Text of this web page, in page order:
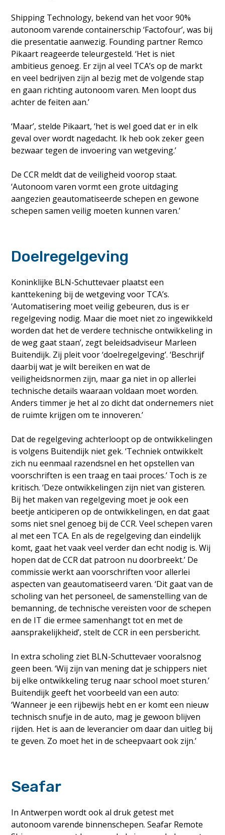
Shipping Technology, bekend van het voor 90%
autonoom varende containerschip ‘Factofour’, was bij
die presentatie aanwezig. Founding partner Remco
Pikaart reageerde teleurgesteld. ‘Het is niet
ambitieus genoeg. Er zijn al veel TCA’s op de markt
en veel bedrijven zijn al bezig met de volgende stap
en gaan richting autonoom varen. Men loopt dus
achter de feiten aan.’
‘Maar’, stelde Pikaart, ‘het is wel goed dat er in elk
geval over wordt nagedacht. Ik heb ook zeker geen
bezwaar tegen de invoering van wetgeving.’
De CCR meldt dat de veiligheid voorop staat.
‘Autonoom varen vormt een grote uitdaging
aangezien geautomatiseerde schepen en gewone
schepen samen veilig moeten kunnen varen.’
Doelregelgeving
Koninklijke BLN-Schuttevaer plaatst een
kanttekening bij de wetgeving voor TCA’s.
‘Automatisering moet veilig gebeuren, dus is er
regelgeving nodig. Maar die moet niet zo ingewikkeld
worden dat het de verdere technische ontwikkeling in
de weg gaat staan’, zegt beleidsadviseur Marleen
Buitendijk. Zij pleit voor ‘doelregelgeving’. ‘Beschrijf
daarbij wat je wilt bereiken en wat de
veiligheidsnormen zijn, maar ga niet in op allerlei
technische details waaraan voldaan moet worden.
Anders timmer je het al zo dicht dat ondernemers niet
de ruimte krijgen om te innoveren.’
Dat de regelgeving achterloopt op de ontwikkelingen
is volgens Buitendijk niet gek. ‘Techniek ontwikkelt
zich nu eenmaal razendsnel en het opstellen van
voorschriften is een traag en taai proces.’ Toch is ze
kritisch. ‘Deze ontwikkelingen zijn niet van gisteren.
Bij het maken van regelgeving moet je ook een
beetje anticiperen op de ontwikkelingen, en dat gaat
soms niet snel genoeg bij de CCR. Veel schepen varen
al met een TCA. En als de regelgeving dan eindelijk
komt, gaat het vaak veel verder dan echt nodig is. Wij
hopen dat de CCR dat patroon nu doorbreekt.’ De
commissie werkt aan voorschriften voor allerlei
aspecten van geautomatiseerd varen. ‘Dit gaat van de
scholing van het personeel, de samenstelling van de
bemanning, de technische vereisten voor de schepen
en de IT die ermee samenhangt tot en met de
aansprakelijkheid’, stelt de CCR in een persbericht.
In extra scholing ziet BLN-Schuttevaer vooralsnog
geen been. ‘Wij zijn van mening dat je schippers niet
bij elke ontwikkeling terug naar school moet sturen.’
Buitendijk geeft het voorbeeld van een auto:
‘Wanneer je een rijbewijs hebt en er komt een nieuw
technisch snufje in de auto, mag je gewoon blijven
rijden. Het is aan de leverancier om daar dan uitleg bij
te geven. Zo moet het in de scheepvaart ook zijn.’
Seafar
In Antwerpen wordt ook al druk getest met
autonoom varende binnenschepen. Seafar Remote